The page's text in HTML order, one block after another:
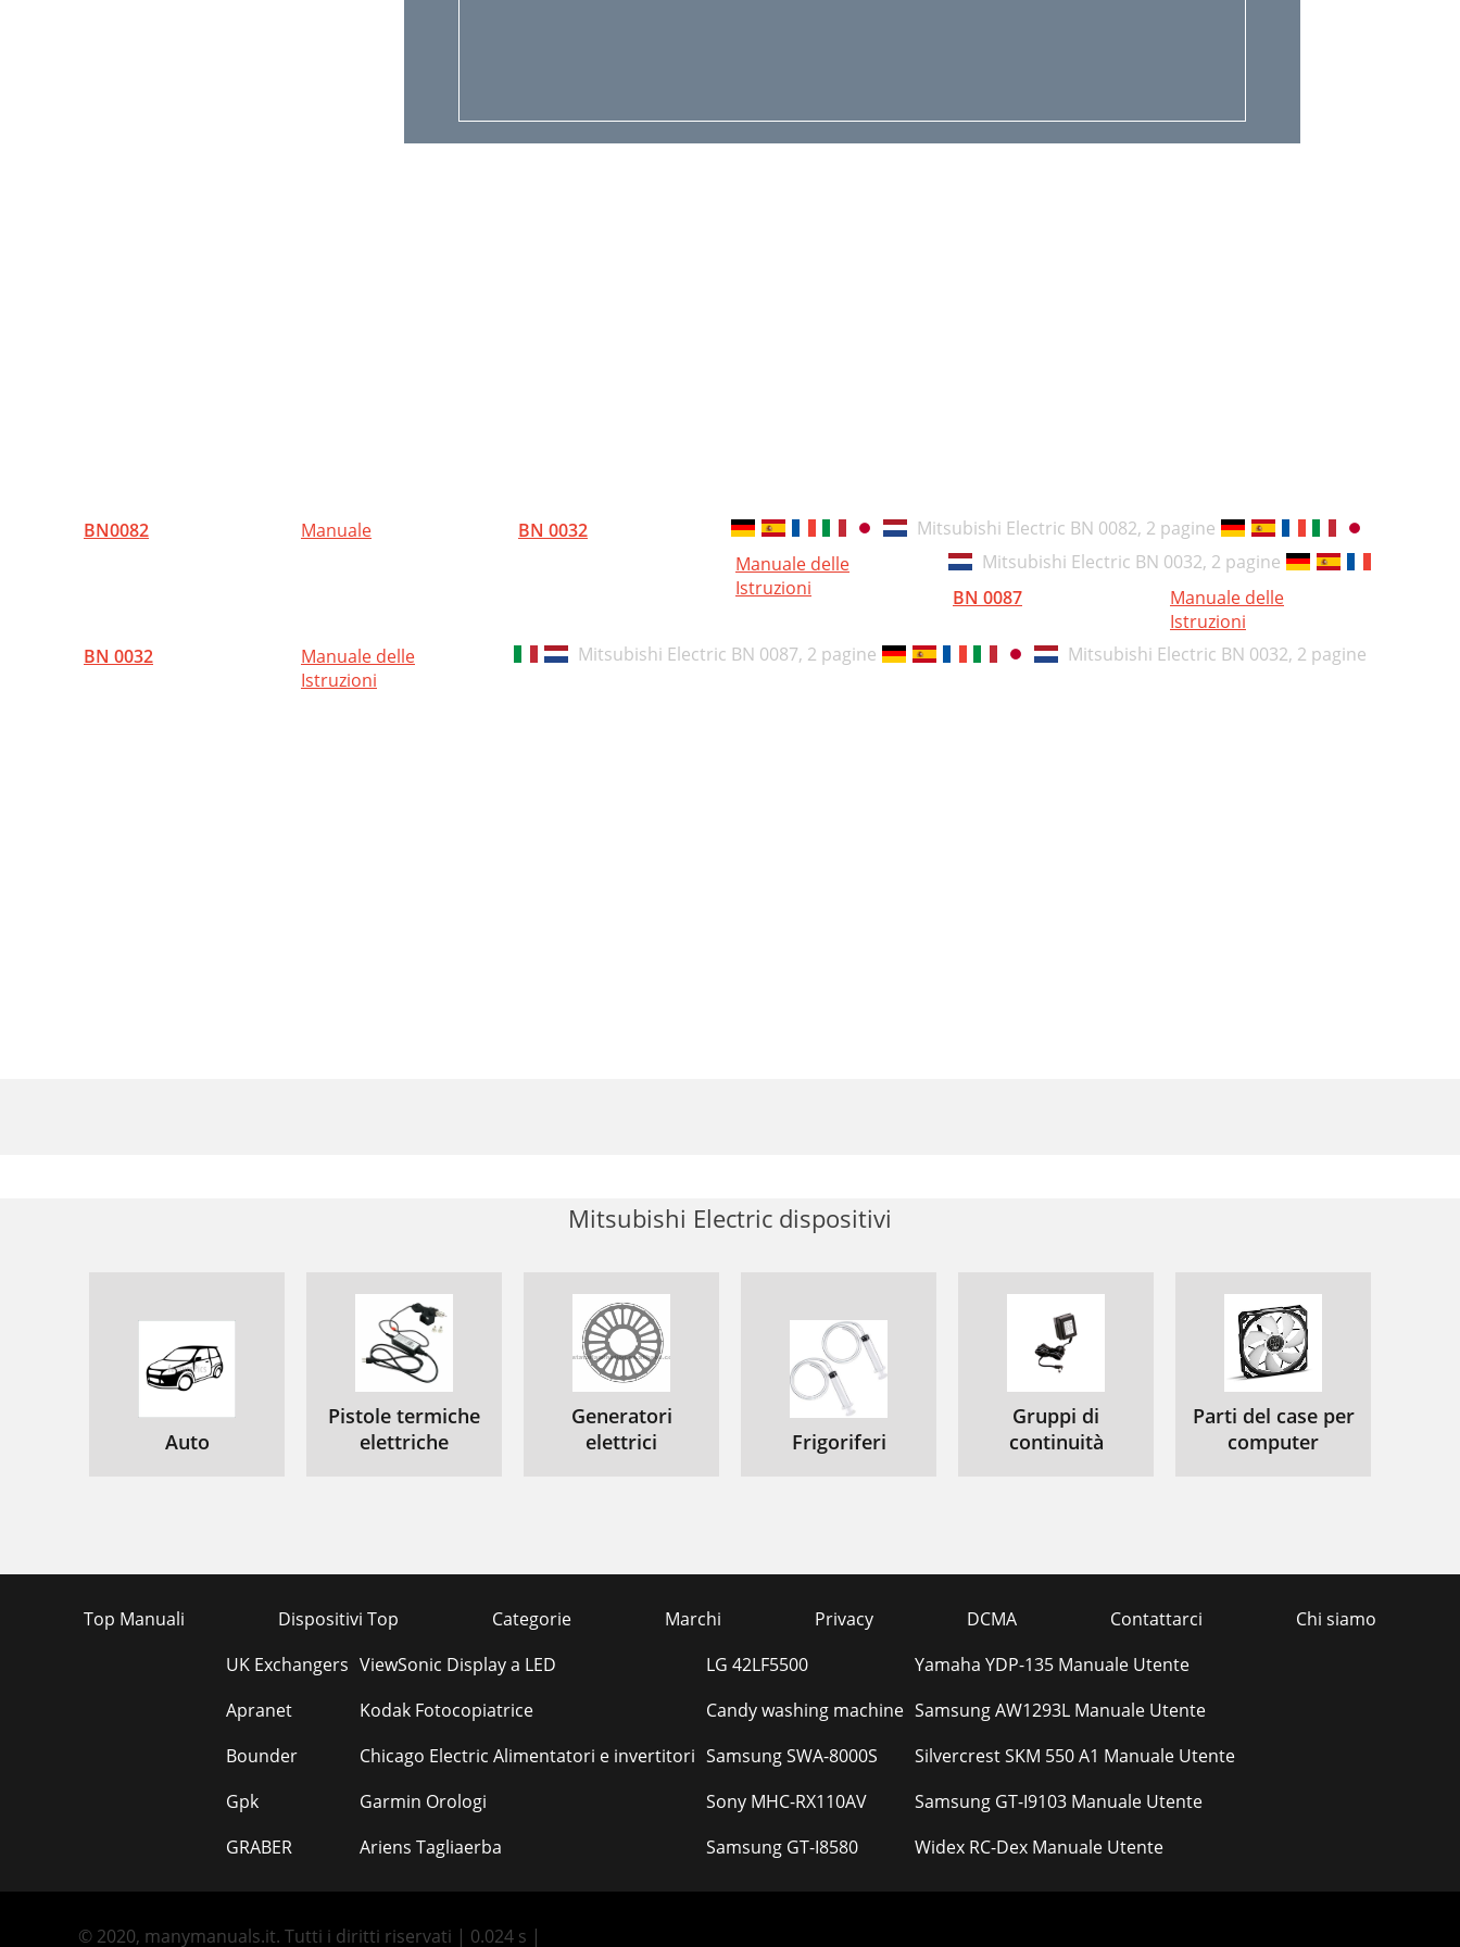
BN0082 Manuale Mitsubishi Electric BN 0082, 2 pagine
BN 0032
Manuale delle
Istruzioni
Mitsubishi Electric BN 0032, 2 pagine
BN 0087
Manuale delle
Istruzioni
Mitsubishi Electric BN 0087, 2 pagine
BN 0032
Manuale delle
Istruzioni
Mitsubishi Electric BN 0032, 2 pagine
Mitsubishi Electric dispositivi
Auto
Pistole termiche
elettriche
Generatori
elettrici
Frigoriferi
Gruppi di
continuità
Parti del case per
computer
Top Manuali Dispositivi Top Categorie Marchi Privacy DCMA Contattarci
Chi siamo
UK Exchangers
Apranet
Bounder
Gpk
GRABER
ViewSonic Display a LED
Kodak Fotocopiatrice
Chicago Electric Alimentatori e invertitori
Garmin Orologi
Ariens Tagliaerba
LG 42LF5500
Candy washing machine
Samsung SWA-8000S
Sony MHC-RX110AV
Samsung GT-I8580
Yamaha YDP-135 Manuale Utente
Samsung AW1293L Manuale Utente
Silvercrest SKM 550 A1 Manuale Utente
Samsung GT-I9103 Manuale Utente
Widex RC-Dex Manuale Utente
© 2020, manymanuals.it. Tutti i diritti riservati | 0.024 s |